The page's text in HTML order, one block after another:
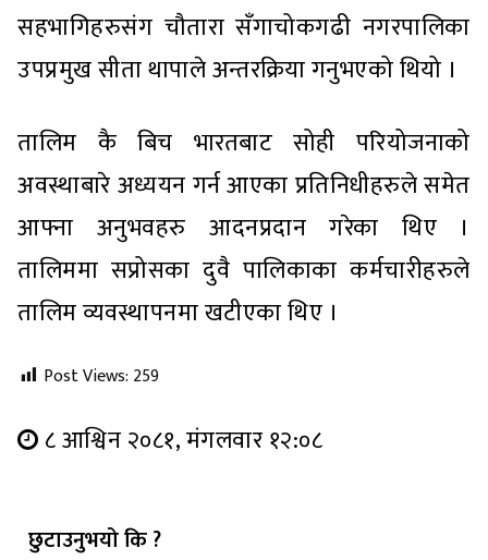
सहभागिहरुसंग चौतारा सँगाचोकगढी नगरपालिका
उपप्रमुख सीता थापाले अन्तरक्रिया गनुभएको थियो ।
तालिम कै बिच भारतबाट सोही परियोजनाको
अवस्थाबारे अध्ययन गर्न आएका प्रतिनिधीहरुले समेत
आफ्ना अनुभवहरु आदनप्रदान गरेका थिए ।
तालिममा सप्रोसका दुवै पालिकाका कर्मचारीहरुले
तालिम व्यवस्थापनमा खटीएका थिए ।
Post Views: 259
८ आश्विन २०८१, मंगलवार १२:०८
छुटाउनुभयो कि ?